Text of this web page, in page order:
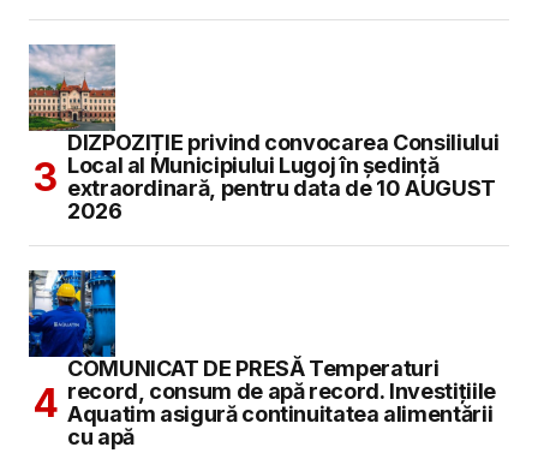
DIZPOZIȚIE privind convocarea Consiliului
Local al Municipiului Lugoj în şedinţă
extraordinară, pentru data de 10 AUGUST
2026
COMUNICAT DE PRESĂ Temperaturi
record, consum de apă record. Investițiile
Aquatim asigură continuitatea alimentării
cu apă